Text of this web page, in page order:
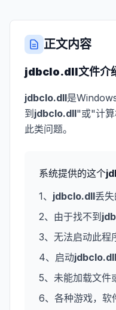
正文内容
jdbclo.dll文件介
jdbclo.dll是
到 jdbclo.dll"或"计
此类问题。
系统提供的这个
1、 jdbclo.dll丢
2、由于找不到
3、无法启动此程
4、启动jdbclo.dll
5、未能加载文件
6、各种游戏，软